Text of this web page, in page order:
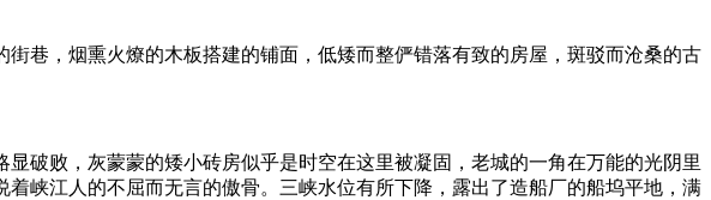
巷，烟熏火燎的木板搭建的铺面，低矮而整俨错落有致的房屋，斑驳而沧桑的古
破败，灰蒙蒙的矮小砖房似乎是时空在这里被凝固，老城的一角在万能的光阴里
峡江人的不屈而无言的傲骨。三峡水位有所下降，露出了造船厂的船坞平地，满